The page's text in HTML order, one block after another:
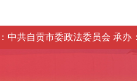
中共自贡市委政法委员会 承办